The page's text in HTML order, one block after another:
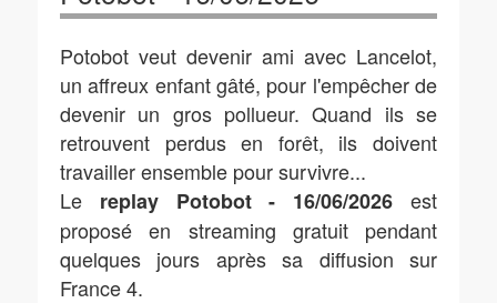
Potobot veut devenir ami avec Lancelot,
un affreux enfant gâté, pour l'empêcher de
devenir un gros pollueur. Quand ils se
retrouvent perdus en forêt, ils doivent
travailler ensemble pour survivre...
Le replay Potobot - 16/06/2026 est
proposé en streaming gratuit pendant
quelques jours après sa diffusion sur
France 4.